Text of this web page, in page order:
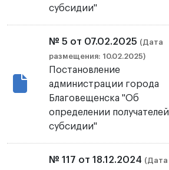
субсидии"
№ 5 от 07.02.2025 (Дата
размещения: 10.02.2025)
Постановление
администрации города
Благовещенска "Об
определении получателей
субсидии"
№ 117 от 18.12.2024 (Дата